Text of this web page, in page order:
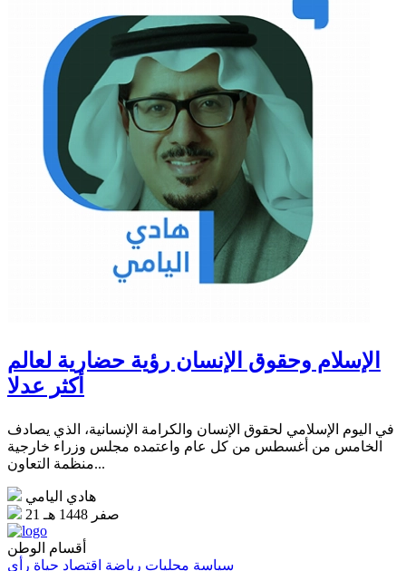
الإسلام وحقوق الإنسان رؤية حضارية لعالم
أكثر عدلا
في اليوم الإسلامي لحقوق الإنسان والكرامة الإنسانية، الذي يصادف
الخامس من أغسطس من كل عام واعتمده مجلس وزراء خارجية
منظمة التعاون...
هادي اليامي
21 صفر 1448 هـ
أقسام الوطن
سياسة محليات رياضة اقتصاد حياة رأي